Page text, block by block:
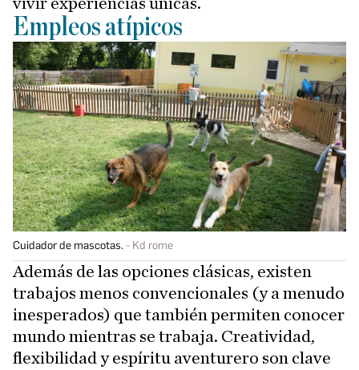
Empleos atípicos
Cuidador de mascotas. Kd rome
Además de las opciones clásicas, existen
trabajos menos convencionales (y a menudo
inesperados) que también permiten conocer
mundo mientras se trabaja. Creatividad,
flexibilidad y espíritu aventurero son clave